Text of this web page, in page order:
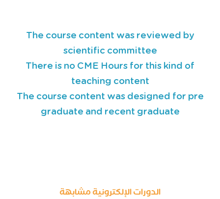
The course content was reviewed by
scientific committee
There is no CME Hours for this kind of
teaching content
The course content was designed for pre
graduate and recent graduate
الدورات الإلكترونية مشابهة